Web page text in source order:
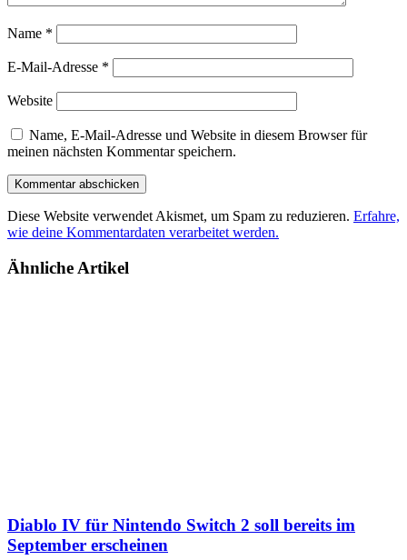
Name *
E-Mail-Adresse *
Website
Name, E-Mail-Adresse und Website in diesem Browser für
meinen nächsten Kommentar speichern.
Diese Website verwendet Akismet, um Spam zu reduzieren. Erfahre,
wie deine Kommentardaten verarbeitet werden.
Ähnliche Artikel
Diablo IV für Nintendo Switch 2 soll bereits im
September erscheinen